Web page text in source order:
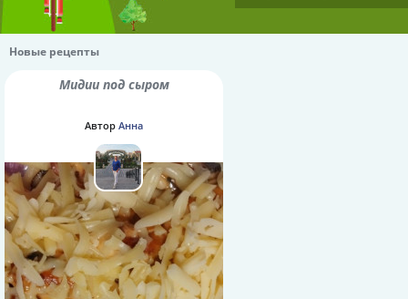
Новые рецепты
Мидии под сыром
Автор Анна